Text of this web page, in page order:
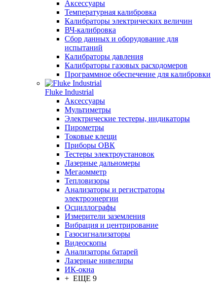
Аксессуары
Температурная калибровка
Калибраторы электрических величин
ВЧ-калибровка
Сбор данных и оборудование для
испытаний
Калибраторы давления
Калибраторы газовых расходомеров
Программное обеспечение для калибровки
Fluke Industrial
Аксессуары
Мультиметры
Электрические тестеры, индикаторы
Пирометры
Токовые клещи
Приборы ОВК
Тестеры электроустановок
Лазерные дальномеры
Мегаомметр
Тепловизоры
Анализаторы и регистраторы
электроэнергии
Осциллографы
Измерители заземления
Вибрация и центрирование
Газосигнализаторы
Видеоскопы
Анализаторы батарей
Лазерные нивелиры
ИК-окна
+ ЕЩЕ 9